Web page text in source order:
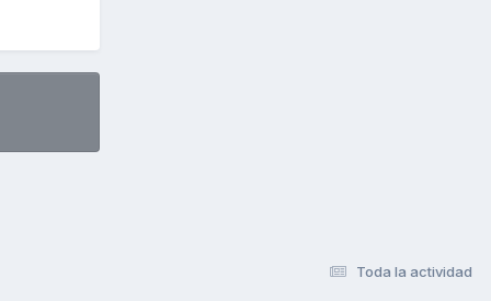
Toda la actividad